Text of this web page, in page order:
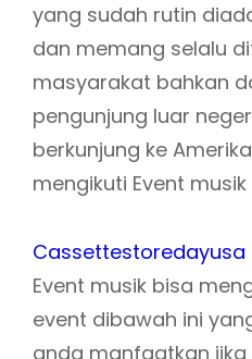
yang sudah rutin
dan memang selalu
masyarakat bahkan
pengunjung luar
berkunjung ke
mengikuti Event musik
Cassettestoredayusa
Event musik bisa
event dibawah ini
anda manfaatkan